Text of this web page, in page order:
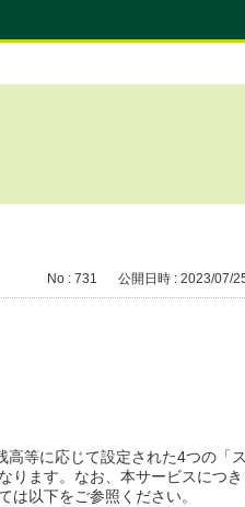
No : 731 公開日時 : 2023/07/
高等に応じて設定された4つの「
ります。なお、本サービスにつ
は以下をご参照ください。